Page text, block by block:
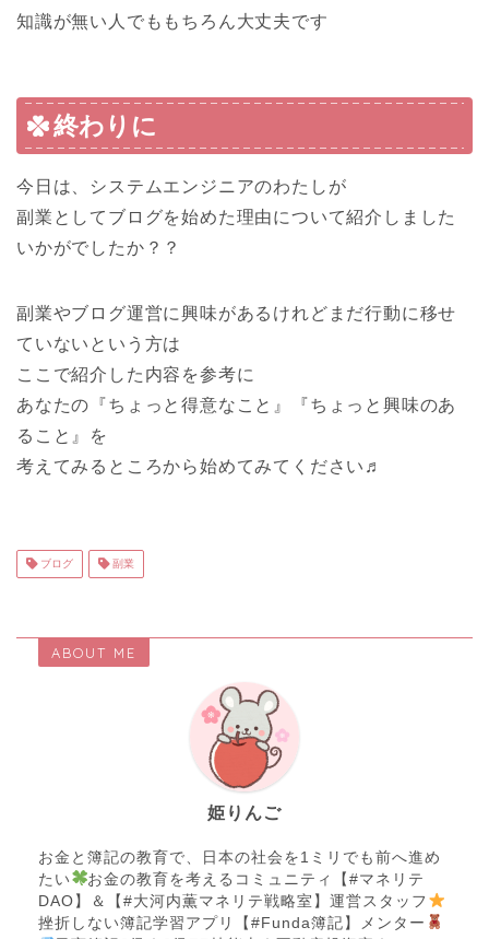
知識が無い人でももちろん大丈夫です
終わりに
今日は、システムエンジニアのわたしが
副業としてブログを始めた理由について紹介しました
いかがでしたか？？
副業やブログ運営に興味があるけれどまだ行動に移せ
ていないという方は
ここで紹介した内容を参考に
あなたの 『ちょっと得意なこと』『ちょっと興味のあ
ること』
を
考えてみるところから始めてみてください♬
ブログ 副業
ABOUT ME
姫りんご
お金と簿記の教育で、日本の社会を1ミリでも前へ進め
たい
お金の教育を考えるコミュニティ【#マネリテ
DAO】＆【#大河内薫マネリテ戦略室】運営スタッフ
挫折しない簿記学習アプリ【#Funda簿記】メンター